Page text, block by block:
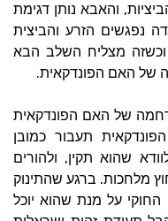
, והאבא נותן דגימת
נפגשים הזרע והביצית
וכשזה מצליח השלב הבא
של האם הפונדקאית.
של האם הפונדקאית
תעבור כמובן
שהוא תקין, ולהורים
מלחכות. ברגע שהתינוק
החוקי על מנת שהוא יוכל